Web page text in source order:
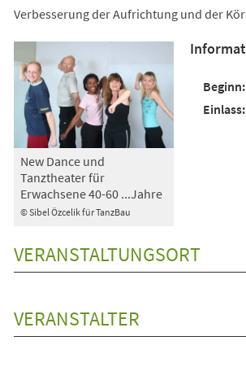
Verbesserung der Aufrichtung und der
© Sibel Özcelik für TanzBau
New Dance und
Tanztheater für
Erwachsene 40-60 ...Jahre
VERANSTALTUNGSORT
VERANSTALTER